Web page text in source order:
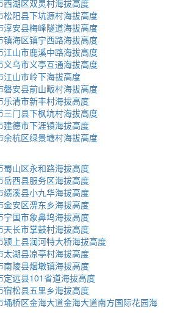
西湖区双灵村海拔高度
松阳县下坑源村海拔高度
淳安县梅峰隧道海拔高度
镇海区镇宁西路海拔高度
江山市鹿溪中路海拔高度
义乌市义亭互通海拔高度
江山市岭下海拔高度
磐安县前山畈村海拔高度
乐清市新丰村海拔高度
三门县下枫坑村海拔高度
建德市下涯镇海拔高度
余杭区绿景塘村海拔高度
蜀山区永和路海拔高度
岳西县服务区海拔高度
绩溪县小九华海拔高度
金安区淠东乡海拔高度
宁国市象鼻坞海拔高度
天长市掌鼓村海拔高度
颍上县润河特大桥海拔高度
太湖县凉亭村海拔高度
南陵县烟墩镇海拔高度
定远县101省道海拔高度
宿松县五里乡海拔高度
埇桥区金海大道金海大道南方国际花园海